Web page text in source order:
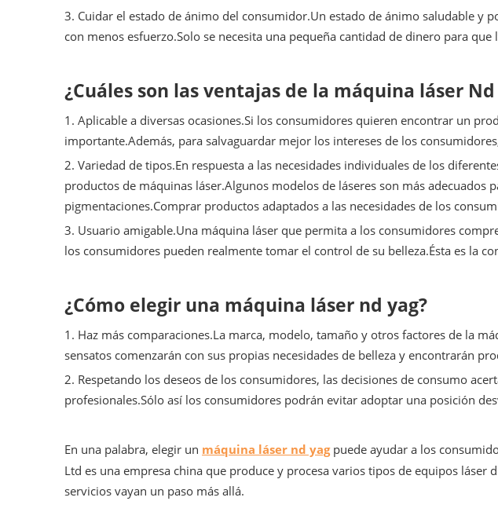
3. Cuidar el estado de ánimo del consumidor.Un estado de ánimo saludable
con menos esfuerzo.Solo se necesita una pequeña cantidad de dinero para
¿Cuáles son las ventajas de la máquina láser Nd
1. Aplicable a diversas ocasiones.Si los consumidores quieren encontrar un
importante.Además, para salvaguardar mejor los intereses de los
2. Variedad de tipos.En respuesta a las necesidades individuales de los
productos de máquinas láser.Algunos modelos de láseres son más
pigmentaciones.Comprar productos adaptados a las necesidades de los
3. Usuario amigable.Una máquina láser que permita a los consumidores
los consumidores pueden realmente tomar el control de su belleza.Ésta es la
¿Cómo elegir una máquina láser nd yag?
1. Haz más comparaciones.La marca, modelo, tamaño y otros factores de la
sensatos comenzarán con sus propias necesidades de belleza y encontrarán
2. Respetando los deseos de los consumidores, las decisiones de consumo
profesionales.Sólo así los consumidores podrán evitar adoptar una posición
En una palabra, elegir un máquina láser nd yagpuede ayudar a los
Ltd es una empresa china que produce y procesa varios tipos de equipos
servicios vayan un paso más allá.